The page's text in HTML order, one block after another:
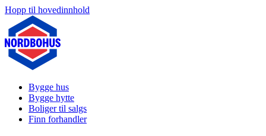
Hopp til hovedinnhold
Bygge hus
Bygge hytte
Boliger til salgs
Finn forhandler